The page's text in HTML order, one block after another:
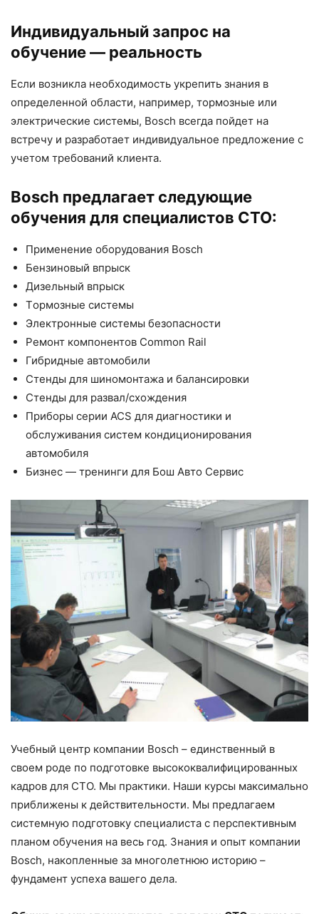
Индивидуальный запрос на
обучение — реальность
Если возникла необходимость укрепить знания в
определенной области, например, тормозные или
электрические системы, Bosch всегда пойдет на
встречу и разработает индивидуальное предложение с
учетом требований клиента.
Bosch предлагает следующие
обучения для специалистов СТО:
Применение оборудования Bosch
Бензиновый впрыск
Дизельный впрыск
Тoрмозные системы
Электронные системы безопасности
Ремонт компонентов Common Rail
Гибридные автомобили
Стенды для шиномонтажа и балансировки
Стенды для развал/схождения
Приборы серии ACS для диагностики и
обслуживания систем кондиционирования
автомобиля
Бизнес — тренинги для Бош Авто Сервис
Учебный центр компании Bosch – единственный в
своем роде по подготовке высококвалифицированных
кадров для СТО. Мы практики. Наши курсы максимально
приближены к действительности. Мы предлагаем
системную подготовку специалиста с перспективным
планом обучения на весь год. Знания и опыт компании
Bosch, накопленные за многолетнюю историю –
фундамент успеха вашего дела.